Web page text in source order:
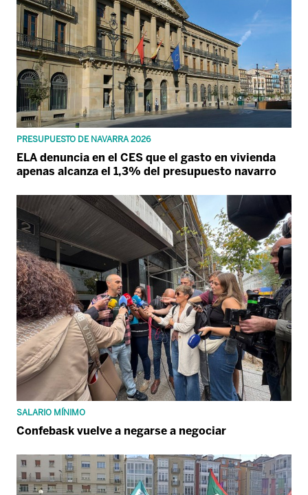
PRESUPUESTO DE NAVARRA 2026
ELA denuncia en el CES que el gasto en vivienda
apenas alcanza el 1,3% del presupuesto navarro
SALARIO MÍNIMO
Confebask vuelve a negarse a negociar